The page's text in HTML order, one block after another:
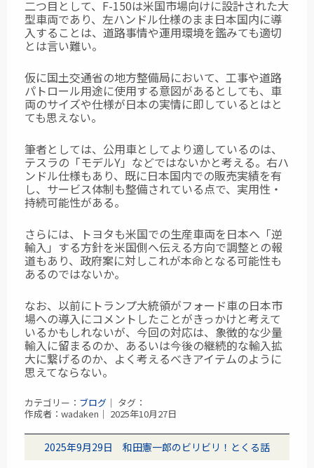
二つ目として、F-150は米国市場向けに設計された大
型車両であり、左ハンドル仕様のまま日本国内に導
入することは、道路事情や運用環境を鑑みても適切
とは言い難い。
仮に国土交通省の地方整備局において、工事や道路
パトロール用途に使用する意図があるとしても、車
両のサイズや仕様が日本の実情に即しているとはと
ても思えない。
筆者としては、公用車としてより適しているのは、
テスラの「モデルY」などではないかと考える。右ハ
ンドル仕様もあり、既に日本国内での販売実績を有
し、サービス体制も整備されている点で、実用性・
持続可能性がある。
さらには、トヨタも米国での生産車両を日本へ「逆
輸入」する方針を米国側へ伝える方向で調整との報
道もあり、政府案に対しこれが本命となる可能性も
あるのではないか。
なお、以前にトランプ大統領がフォード車の日本市
場への導入にコメントしたことがきっかけと考えて
いるかもしれないが、今回の対応は、象徴的な少量
輸入に留まるのか、あるいは今後の継続的な輸入拡
大に繋げるのか、よく考えるべきアイテムのように
思えてならない。
カテゴリー： ブログ ｜ タグ：
作成者：wadaken｜ 2025年10月27日
2025年9月29日 和田憲一郎のビリビリ！とくる話